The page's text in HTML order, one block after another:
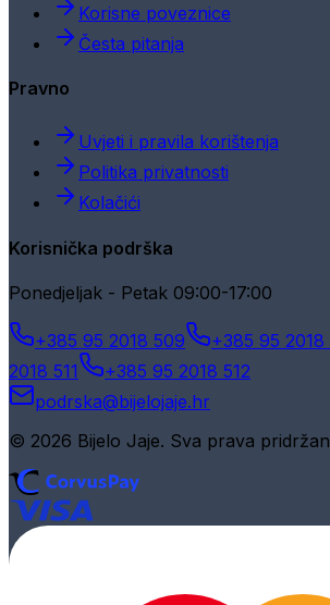
Korisne poveznice
Česta pitanja
Pravno
Uvjeti i pravila korištenja
Politika privatnosti
Kolačići
Korisnička podrška
Ponedjeljak - Petak 09:00-17:00
+385 95 2018 509 +385 95 2018
2018 511
+385 95 2018 512
podrska@bijelojaje.hr
© 2026 Bijelo Jaje. Sva prava